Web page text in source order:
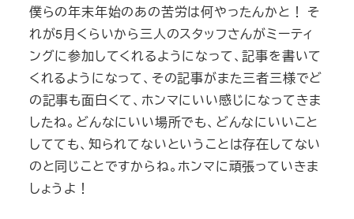
僕らの年末年始のあの苦労は何やったんかと！ そ
れが5月くらいから三人のスタッフさんがミーティ
ングに参加してくれるようになって、記事を書いて
くれるようになって、その記事がまた三者三様でど
の記事も面白くて、ホンマにいい感じになってきま
したね。どんなにいい場所でも、どんなにいいこと
してても、知られてないということは存在してない
のと同じことですからね。ホンマに頑張っていきま
しょうよ！